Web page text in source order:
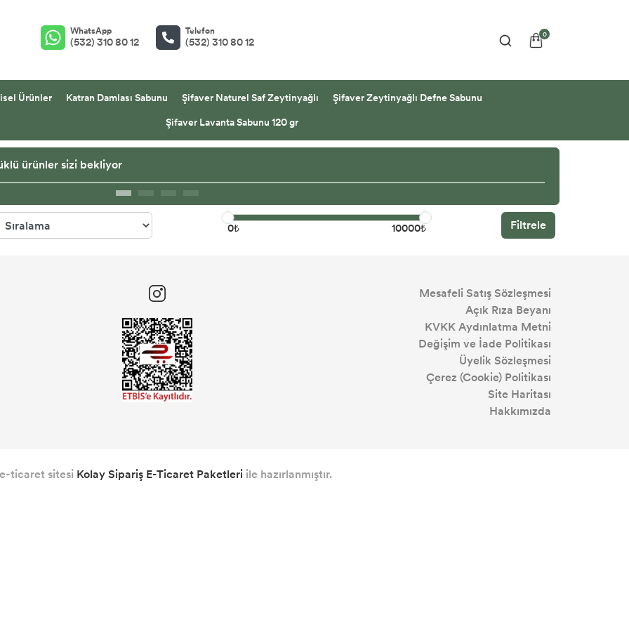
WhatsApp
(532) 310 80 12
Telefon
(532) 310 80 12
0
Ürünler Katran Damlası Sabunu Şifaver Naturel Saf Zeytinyağlı
Şifaver Zeytinyağlı Defne Sabunu
Şifaver Lavanta Sabunu 120 gr
ürünler sizi bekliyor
0₺ 10000₺ Filtrele
Mesafeli Satış Sözleşmesi
Açık Rıza Beyanı
KVKK Aydınlatma Metni
Değişim ve İade Politikası
Üyelik Sözleşmesi
Çerez (Cookie) Politikası
Site Haritası
Hakkımızda
ticaret sitesi Kolay Sipariş E-Ticaret Paketleriile hazırlanmıştır.